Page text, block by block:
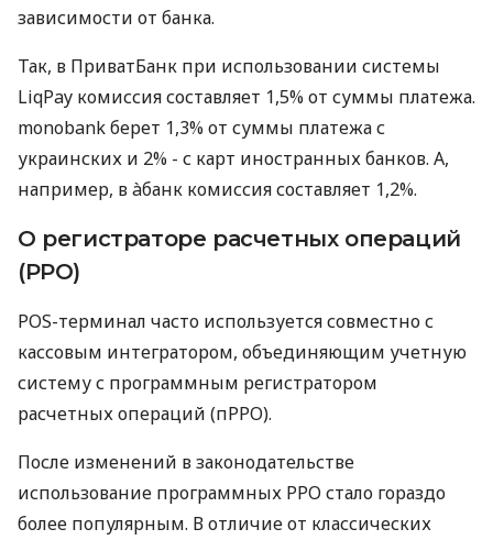
зависимости от банка.
Так, в ПриватБанк при использовании системы
LiqPay комиссия составляет 1,5% от суммы платежа.
monobank берет 1,3% от суммы платежа с
украинских и 2% - с карт иностранных банков. А,
например, в àбанк комиссия составляет 1,2%.
О регистраторе расчетных операций
(РРО)
POS-терминал часто используется совместно с
кассовым интегратором, объединяющим учетную
систему с программным регистратором
расчетных операций (пРРО).
После изменений в законодательстве
использование программных РРО стало гораздо
более популярным. В отличие от классических